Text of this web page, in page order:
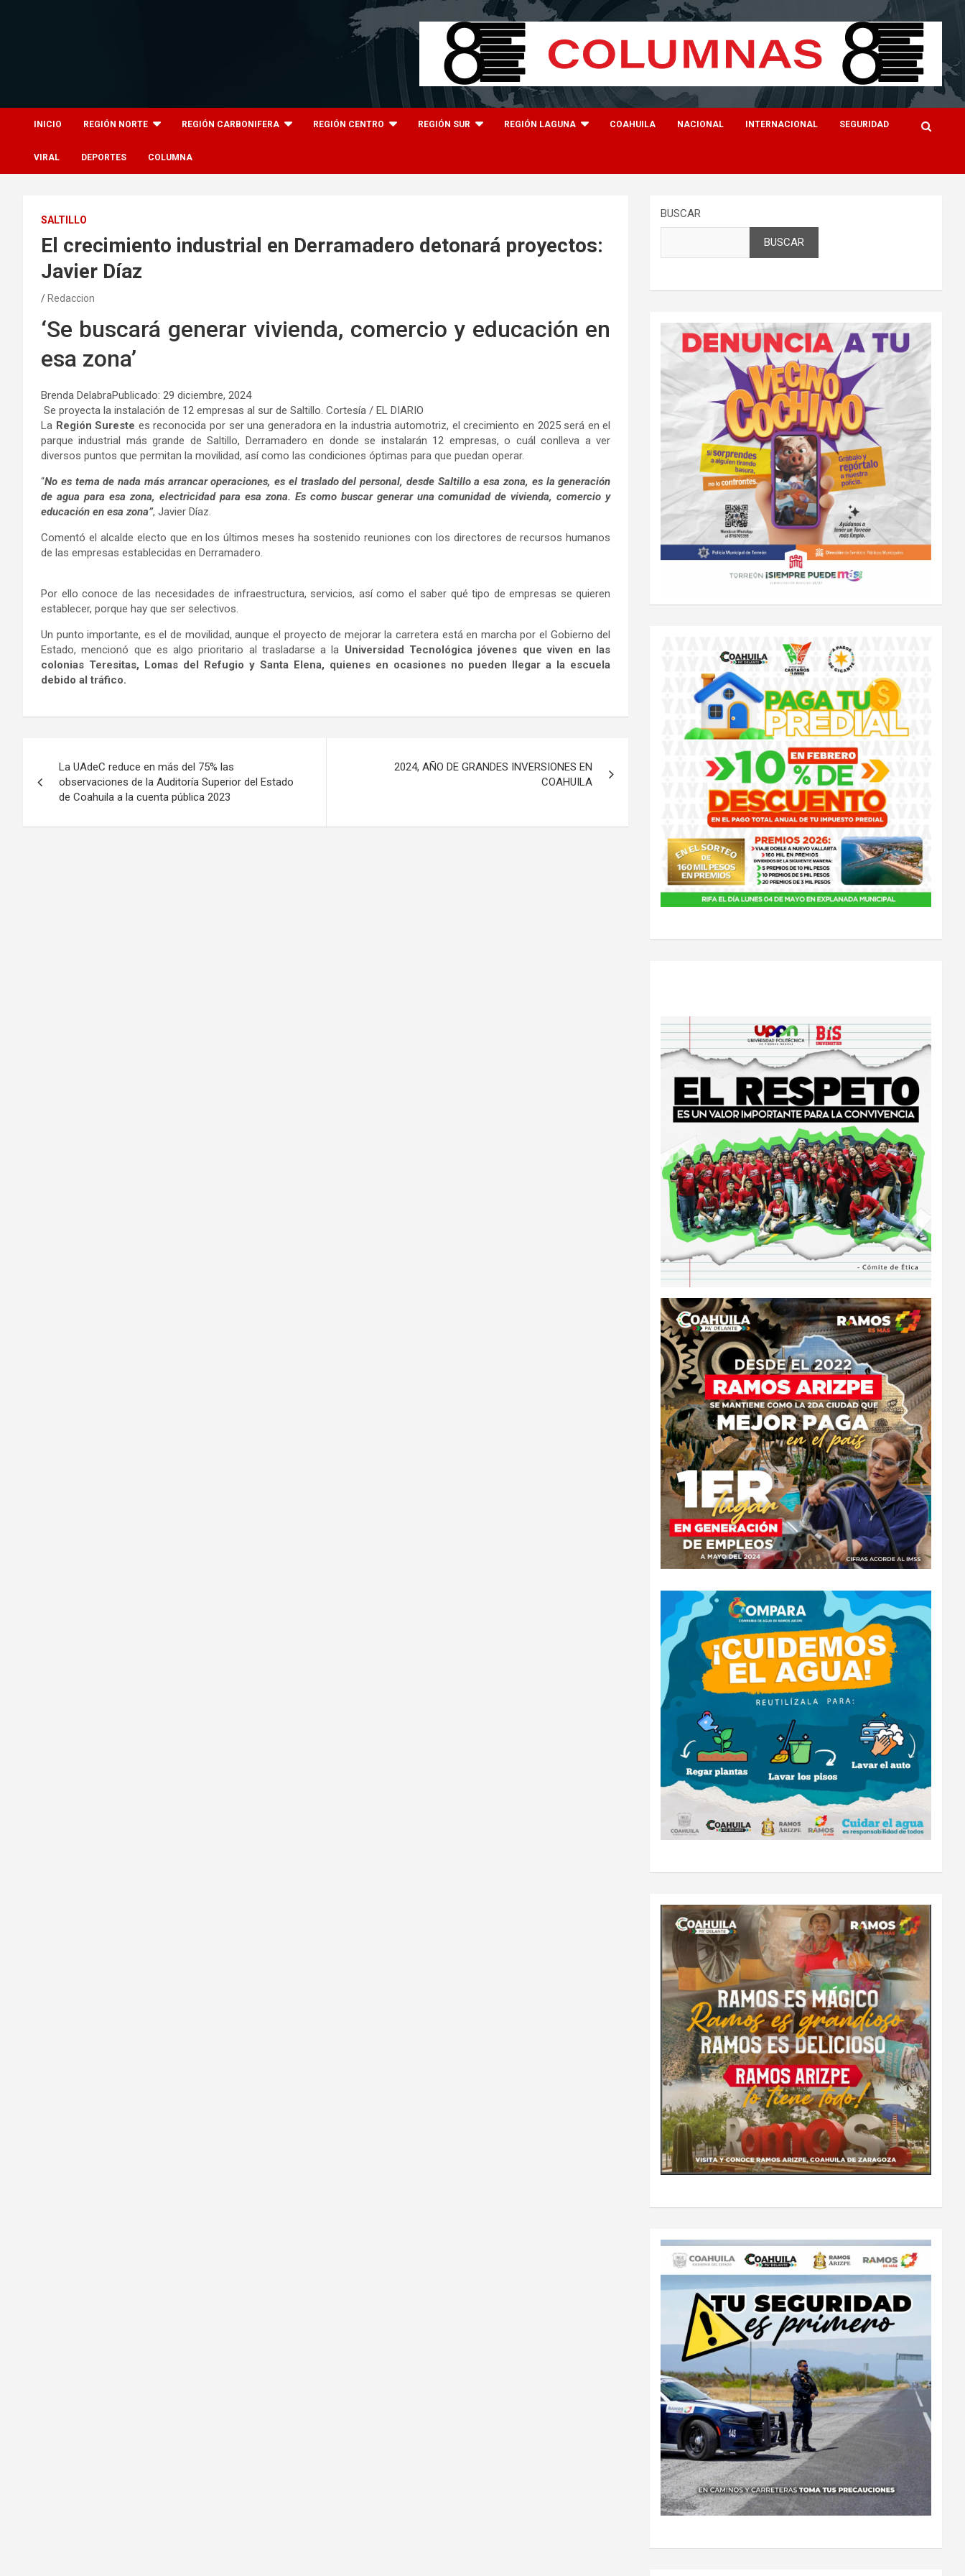
INICIO REGIÓN NORTE REGIÓN CARBONIFERA REGIÓN CENTRO REGIÓN SUR REGIÓN LAGUNA COAHUILA NACIONAL INTERNACIONAL SEGURIDAD
VIRAL DEPORTES COLUMNA
SALTILLO
El crecimiento industrial en Derramadero detonará proyectos:
Javier Díaz
Redaccion
‘Se buscará generar vivienda, comercio y educación en
esa zona’
Brenda DelabraPublicado: 29 diciembre, 2024
Se proyecta la instalación de 12 empresas al sur de Saltillo. Cortesía / EL DIARIO
La Región Sureste es reconocida por ser una generadora en la industria automotriz, el crecimiento en 2025 será en el
parque industrial más grande de Saltillo, Derramadero en donde se instalarán 12 empresas, o cuál conlleva a ver
diversos puntos que permitan la movilidad, así como las condiciones óptimas para que puedan operar.
“No es tema de nada más arrancar operaciones, es el traslado del personal, desde Saltillo a esa zona, es la generación
de agua para esa zona, electricidad para esa zona. Es como buscar generar una comunidad de vivienda, comercio y
educación en esa zona”, Javier Díaz.
Comentó el alcalde electo que en los últimos meses ha sostenido reuniones con los directores de recursos humanos
de las empresas establecidas en Derramadero.
Por ello conoce de las necesidades de infraestructura, servicios, así como el saber qué tipo de empresas se quieren
establecer, porque hay que ser selectivos.
Un punto importante, es el de movilidad, aunque el proyecto de mejorar la carretera está en marcha por el Gobierno del
Estado, mencionó que es algo prioritario al trasladarse a la Universidad Tecnológica jóvenes que viven en las
colonias Teresitas, Lomas del Refugio y Santa Elena, quienes en ocasiones no pueden llegar a la escuela
debido al tráfico.
de
La UAdeC reduce en más del 75% las
observaciones de la Auditoría Superior del Estado
de Coahuila a la cuenta pública 2023
2024, AÑO DE GRANDES INVERSIONES EN
COAHUILA
BUSCAR
BUSCAR